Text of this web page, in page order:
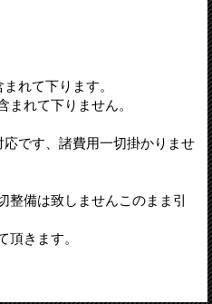
れて下ります。
れて下りません。
です、諸費用一切掛かりませ
備は致しませんこのまま引
頂きます。